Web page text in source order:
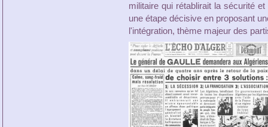
militaire qui rétablirait la sécurité
une étape décisive en proposant
l'intégration, thème majeur des